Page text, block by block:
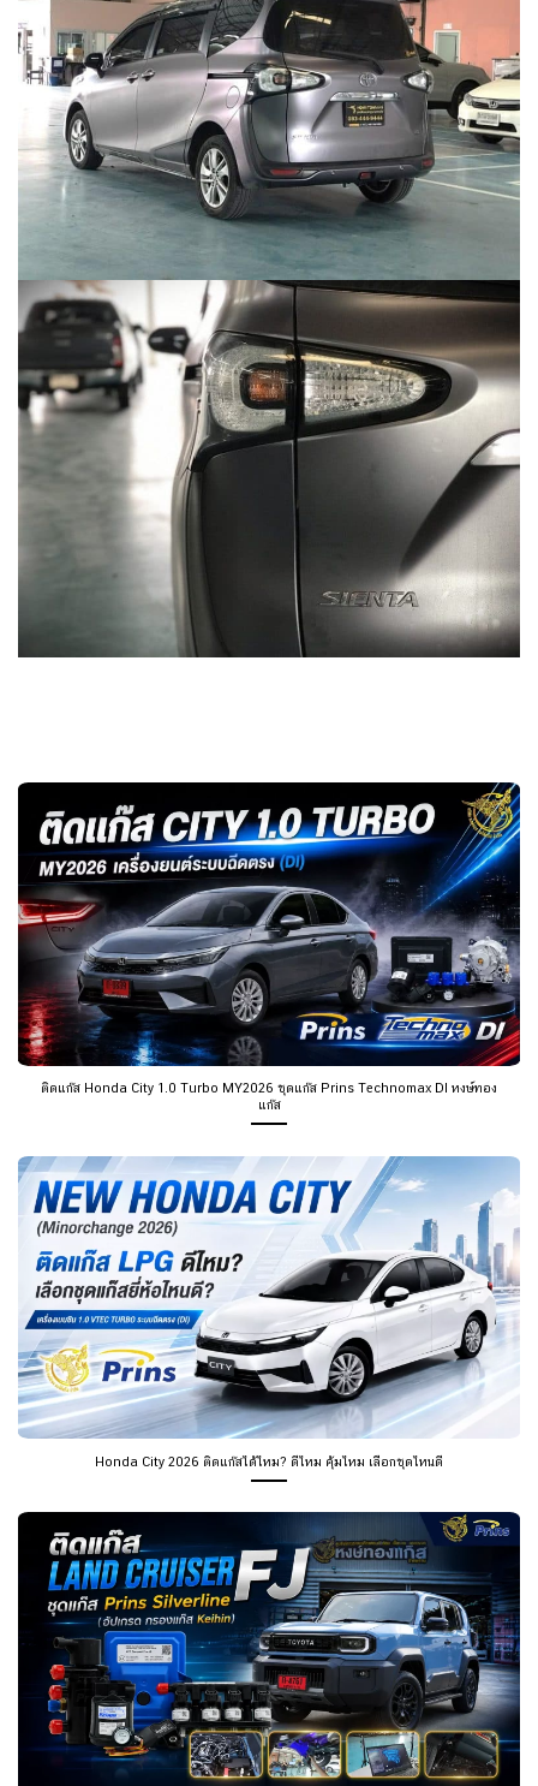
ติดแก๊ส Honda City 1.0 Turbo MY2026 ชุดแก๊ส Prins Technomax DI หงษ์ทอง
แก๊ส
Honda City 2026 ติดแก๊สได้ไหม? ดีไหม คุ้มไหม เลือกชุดไหนดี